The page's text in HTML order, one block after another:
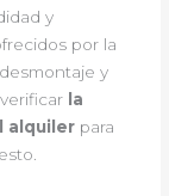
y
por la
y
la
alquiler para